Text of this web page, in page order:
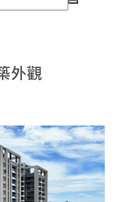
外觀